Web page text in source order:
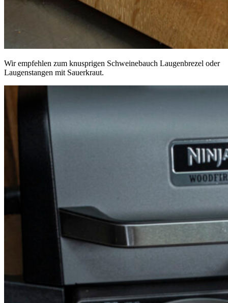
Wir empfehlen zum knusprigen Schweinebauch Laugenbrezel oder
Laugenstangen mit Sauerkraut.